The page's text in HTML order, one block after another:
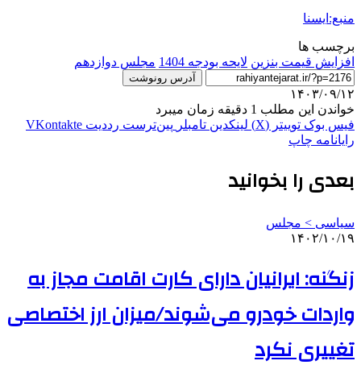
منبع:ایسنا
برچسب ها
افزایش قیمت بنزین لایحه بودجه 1404 مجلس دوازدهم
آدرس رونوشت
۱۴۰۳/۰۹/۱۲
خواندن این مطلب 1 دقیقه زمان میبرد
فیس بوک توییتر (X) لینکدین ‫تامبلر ‫پین‌ترست ‫رددیت ‫VKontakte
رایانامه چاپ
بعدی را بخوانید
سیاسی > مجلس
۱۴۰۲/۱۰/۱۹
زنگنه: ایرانیان دارای کارت اقامت مجاز به
واردات خودرو می‌شوند/میزان ارز اختصاصی
تغییری نکرد